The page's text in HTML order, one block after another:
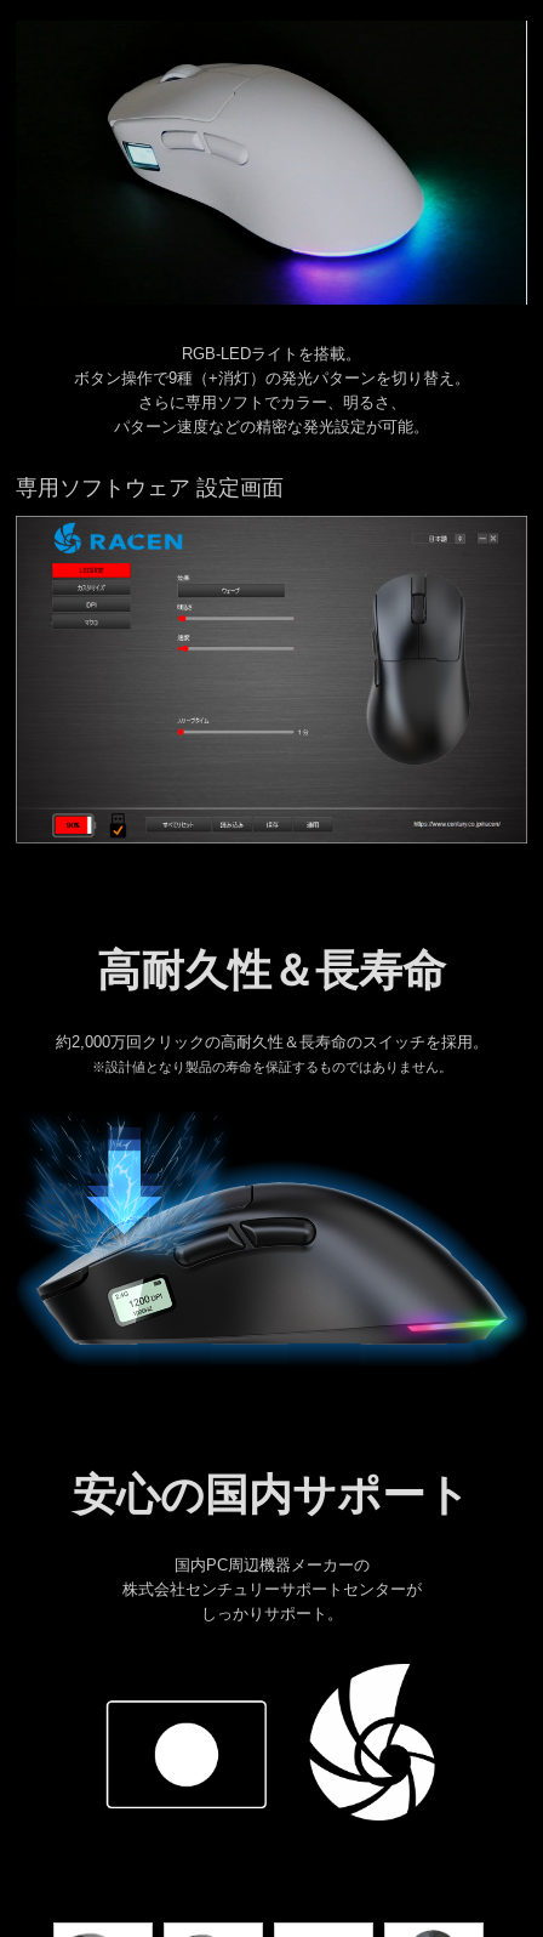
RGB-LEDライトを搭載。
ボタン操作で9種（+消灯）の発光パターンを切り替え。
さらに専用ソフトでカラー、明るさ、
パターン速度などの精密な発光設定が可能。
専用ソフトウェア 設定画面
高耐久性＆長寿命
約2,000万回クリックの高耐久性＆長寿命のスイッチを採用。
※設計値となり製品の寿命を保証するものではありません。
安心の国内サポート
国内PC周辺機器メーカーの
株式会社センチュリーサポートセンターが
しっかりサポート。